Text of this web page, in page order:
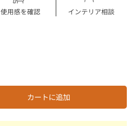
使用感を確認 インテリア相談
カートに追加